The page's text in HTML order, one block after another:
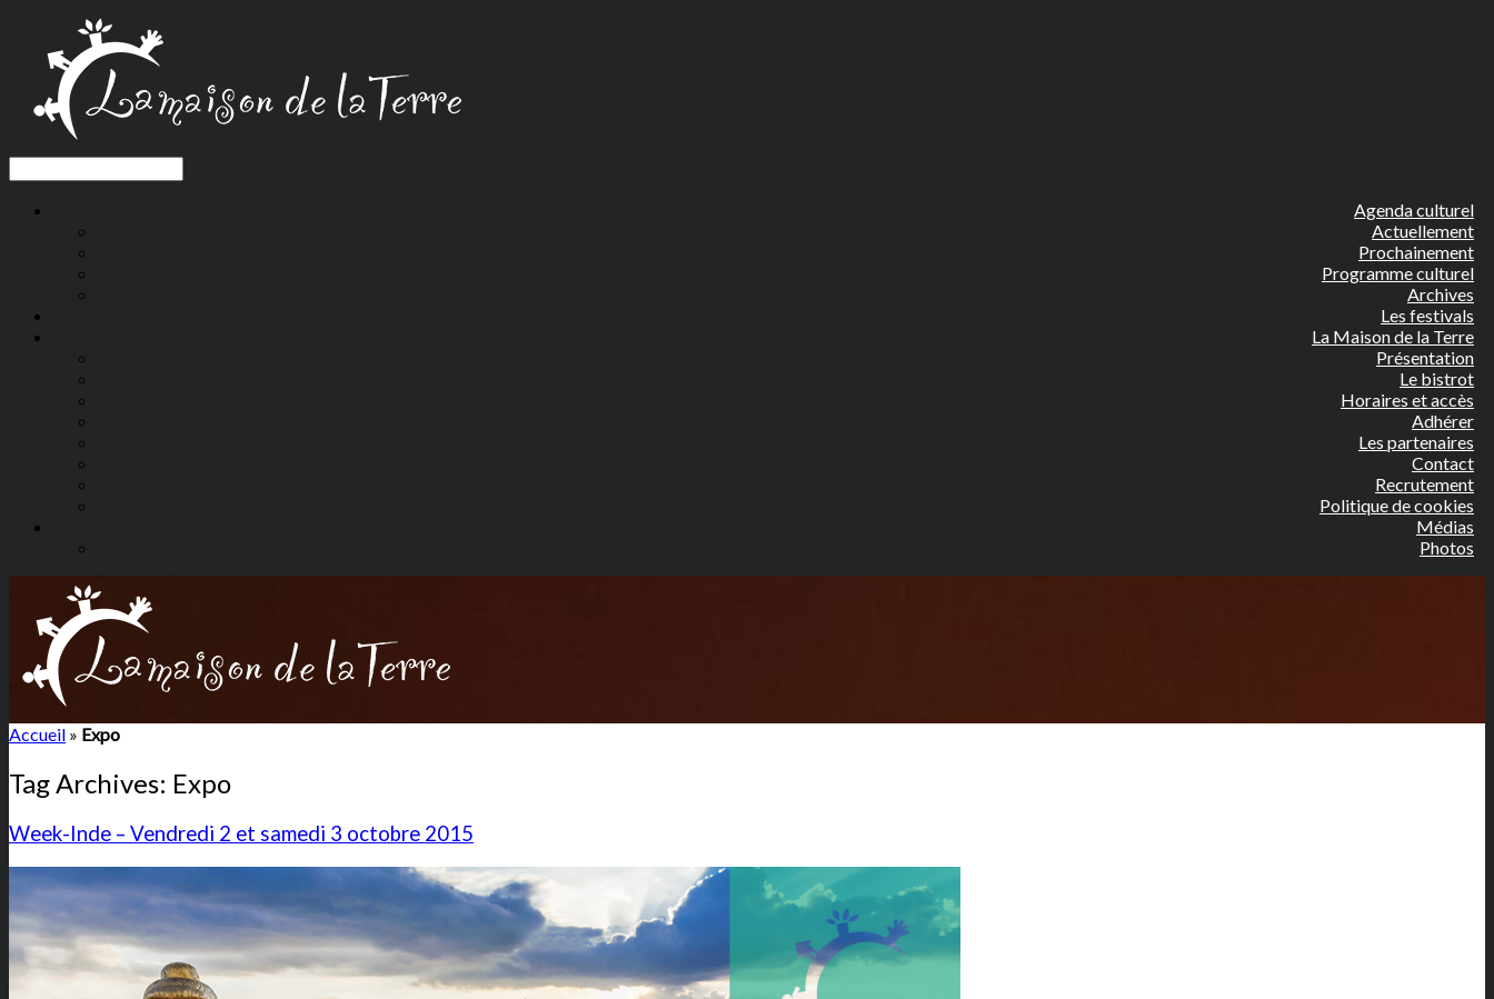
Agenda culturel
Actuellement
Prochainement
Programme culturel
Archives
Les festivals
La Maison de la Terre
Présentation
Le bistrot
Horaires et accès
Adhérer
Les partenaires
Contact
Recrutement
Politique de cookies
Médias
Photos
Accueil » Expo
Tag Archives: Expo
Week-Inde – Vendredi 2 et samedi 3 octobre 2015